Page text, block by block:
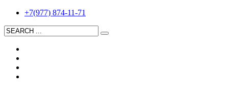
+7(977) 874-11-71